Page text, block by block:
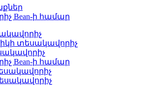
Bean-ի համար
տեսակավորիչ
Bean-ի համար